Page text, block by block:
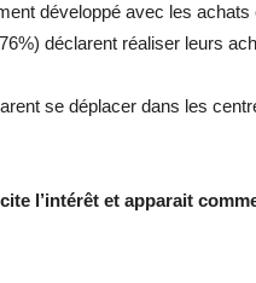
développé avec les achats
déclarent réaliser leurs
se déplacer dans les
l’intérêt et apparait